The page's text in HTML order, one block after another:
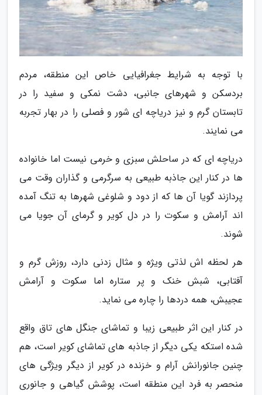
با توجه به شرایط جغرافیایی خاص این منطقه، مردم
بردسکن و شهرهای جانبی، دشت نمکی و سفید را در
تابستان گرم و نیز دریاچه ای شور و فصلی را در بهار تجربه
می نمایند.
دریاچه ای که در ساحلش سبزی و خرمی نیست اما خانواده
ها در کنار این جاذبه طبیعی به سرگرمی و گذاران وقت می
پردازند گویا آن ها که از دود و شلوغی شهرها به تنگ آمده
اند آرامش و سکوت را در دل کویر و گرمای آن جویا می
شوند.
هر لحظه اش لذتی ویژه و مثال زدنی دارد، روزش گرم و
آفتابی، شبش خنک و پر ستاره اما سکوت و آرامش
عجیبش، همه دردها را چاره می نماید.
در کنار این اثر طبیعی زیبا و تماشای جنگل های تاق واقع
شده استکه یکی دیگر از جاذبه های تماشای کویر است، هم
چنین جانورانش آرام و خزنده در کویر از دیگر ویژگی های
منحصر به فرد این منطقه است، پوشش گیاهی و جانوری